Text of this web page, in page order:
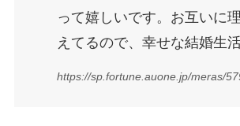
って嬉しいです。お互いに
えてるので、幸せな結婚生活
https://sp.fortune.auone.jp/meras/